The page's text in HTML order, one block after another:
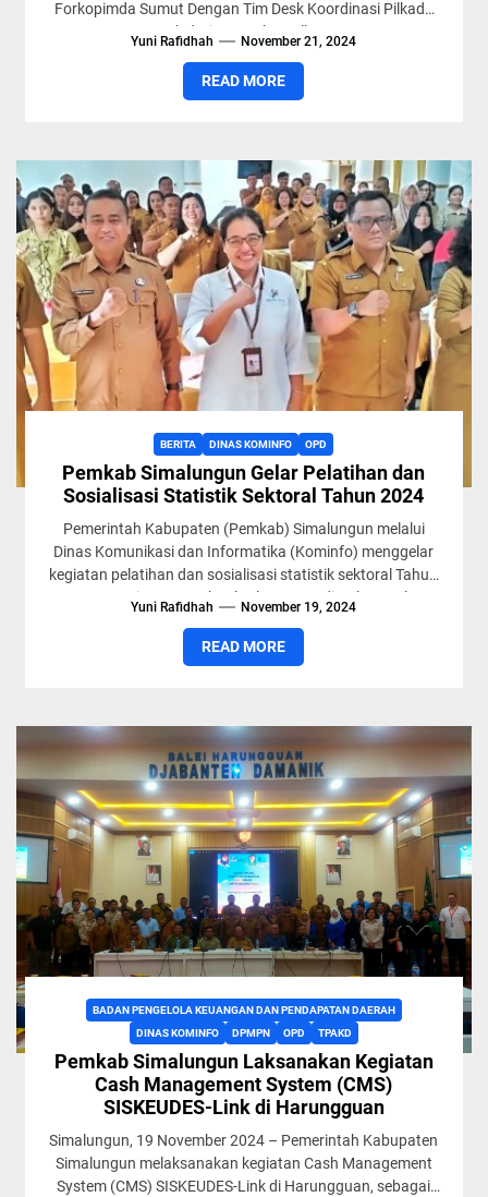
Forkopimda Sumut Dengan Tim Desk Koordinasi Pilkada
Serentak dari Kemenko Polkam RI...
Yuni Rafidhah November 21, 2024
READ MORE
BERITA DINAS KOMINFO OPD
Pemkab Simalungun Gelar Pelatihan dan
Sosialisasi Statistik Sektoral Tahun 2024
Pemerintah Kabupaten (Pemkab) Simalungun melalui
Dinas Komunikasi dan Informatika (Kominfo) menggelar
kegiatan pelatihan dan sosialisasi statistik sektoral Tahun
2024. Kegiatan tersebut berlangsung di Aula Hotel...
Yuni Rafidhah November 19, 2024
READ MORE
BADAN PENGELOLA KEUANGAN DAN PENDAPATAN DAERAH
DINAS KOMINFO
DPMPN OPD TPAKD
Pemkab Simalungun Laksanakan Kegiatan
Cash Management System (CMS)
SISKEUDES-Link di Harungguan
Simalungun, 19 November 2024 – Pemerintah Kabupaten
Simalungun melaksanakan kegiatan Cash Management
System (CMS) SISKEUDES-Link di Harungguan, sebagai